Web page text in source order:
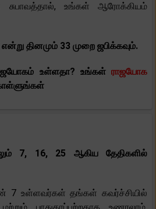
சுபாவத்தால், உங்கள் ஆரோக்கியம்
என்று தினமும் 33 முறை ஜபிக்கவும்.
உள்ளதா? உங்கள் ராஜயோக
7, 16, 25 ஆகிய தேதிகளில்
7 உள்ளவர்கள் தங்கள் கவர்ச்சியில்